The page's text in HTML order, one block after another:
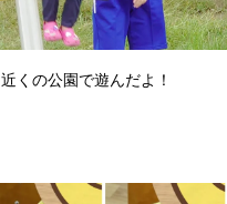
近くの公園で遊んだよ！